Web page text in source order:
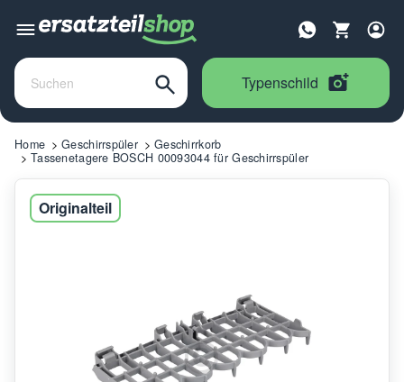
Typenschild
Home Geschirrspüler
Geschirrkorb
Tassenetagere BOSCH 00093044 für Geschirrspüler
Originalteil